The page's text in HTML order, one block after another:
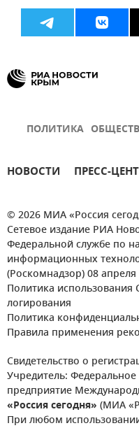
ПОЛИТИКА
НОВОСТИ ПРЕСС-
© 2026 МИА «Россия
Сетевое издание РИА
Федеральной службе по
информационных
(Роскомнадзор) 08 апреля
Политика использования
логирования
Политика
Правила применения
Свидетельство о
Учредитель:
предприятие
«Россия сегодня» (МИА
При любом